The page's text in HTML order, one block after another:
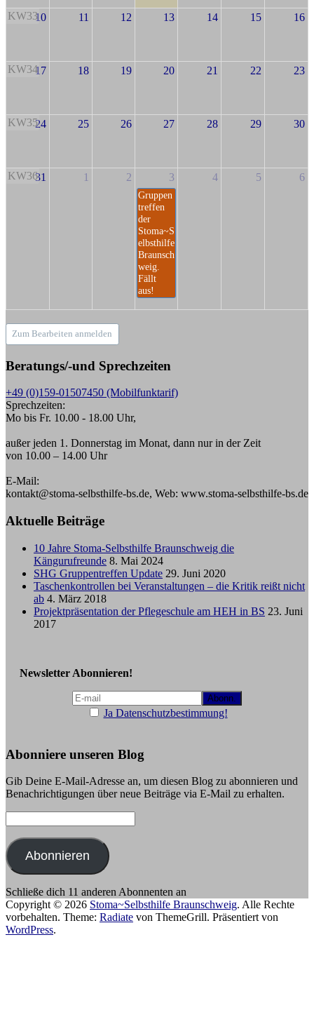
KW3310 11 12 13 14 15 16
KW3417 18 19 20 21 22 23
KW3524 25 26 27 28 29 30
KW3631 1 2 3
Gruppen
treffen
der
Stoma~S
elbsthilfe
Braunsch
weig.
Fällt
aus!
4 5 6
Zum Bearbeiten anmelden
Beratungs/-und Sprechzeiten
+49 (0)159-01507450 (Mobilfunktarif)
Sprechzeiten:
Mo bis Fr. 10.00 - 18.00 Uhr,
außer jeden 1. Donnerstag im Monat, dann nur in der Zeit
von 10.00 – 14.00 Uhr
E-Mail:
kontakt@stoma-selbsthilfe-bs.de, Web: www.stoma-selbsthilfe-bs.de
Aktuelle Beiträge
10 Jahre Stoma-Selbsthilfe Braunschweig die
Kängurufreunde 8. Mai 2024
SHG Gruppentreffen Update 29. Juni 2020
Taschenkontrollen bei Veranstaltungen – die Kritik reißt nicht
ab 4. März 2018
Projektpräsentation der Pflegeschule am HEH in BS 23. Juni
2017
Newsletter Abonnieren!
Ja Datenschutzbestimmung!
Abonniere unseren Blog
Gib Deine E-Mail-Adresse an, um diesen Blog zu abonnieren und
Benachrichtigungen über neue Beiträge via E-Mail zu erhalten.
Mail-
Adresse:
Abonnieren
Schließe dich 11 anderen Abonnenten an
Copyright © 2026 Stoma~Selbsthilfe Braunschweig. Alle Rechte
vorbehalten. Theme: Radiate von ThemeGrill. Präsentiert von
WordPress.